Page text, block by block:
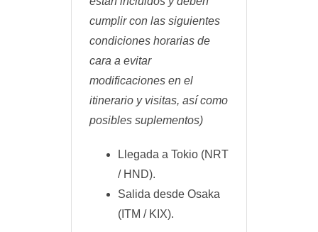
cumplir con las siguientes
condiciones horarias de
cara a evitar
modificaciones en el
itinerario y visitas, así como
posibles suplementos)
Llegada a Tokio (NRT
/ HND).
Salida desde Osaka
(ITM / KIX).